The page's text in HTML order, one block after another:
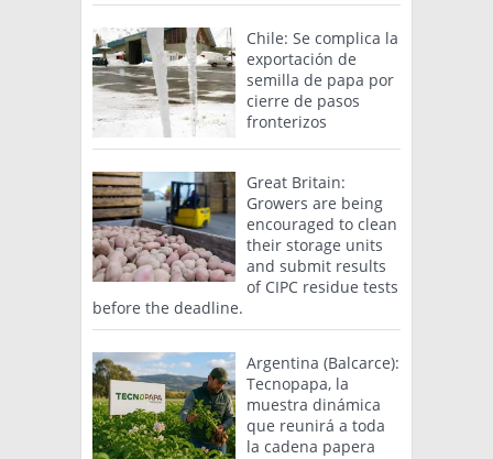
Chile: Se complica la
exportación de
semilla de papa por
cierre de pasos
fronterizos
Great Britain:
Growers are being
encouraged to clean
their storage units
and submit results
of CIPC residue tests
before the deadline.
Argentina (Balcarce):
Tecnopapa, la
muestra dinámica
que reunirá a toda
la cadena papera